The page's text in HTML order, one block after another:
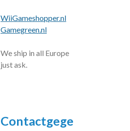
WiiGameshopper.nl
Gamegreen.nl
We ship in all Europe
just ask.
Contactgege